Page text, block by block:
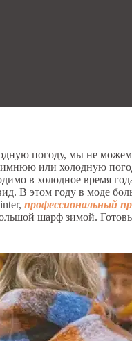
погоду, мы не можем
или холодную
в холодное время
В этом году в моде
профессиональный
шарф зимой.